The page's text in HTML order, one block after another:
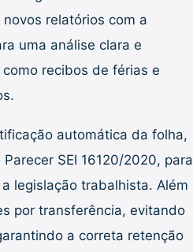
relatórios com a
uma análise clara e
recibos de férias e
automática da folha,
SEI 16120/2020, para
legislação trabalhista. Além
por transferência, evitando
a correta retenção